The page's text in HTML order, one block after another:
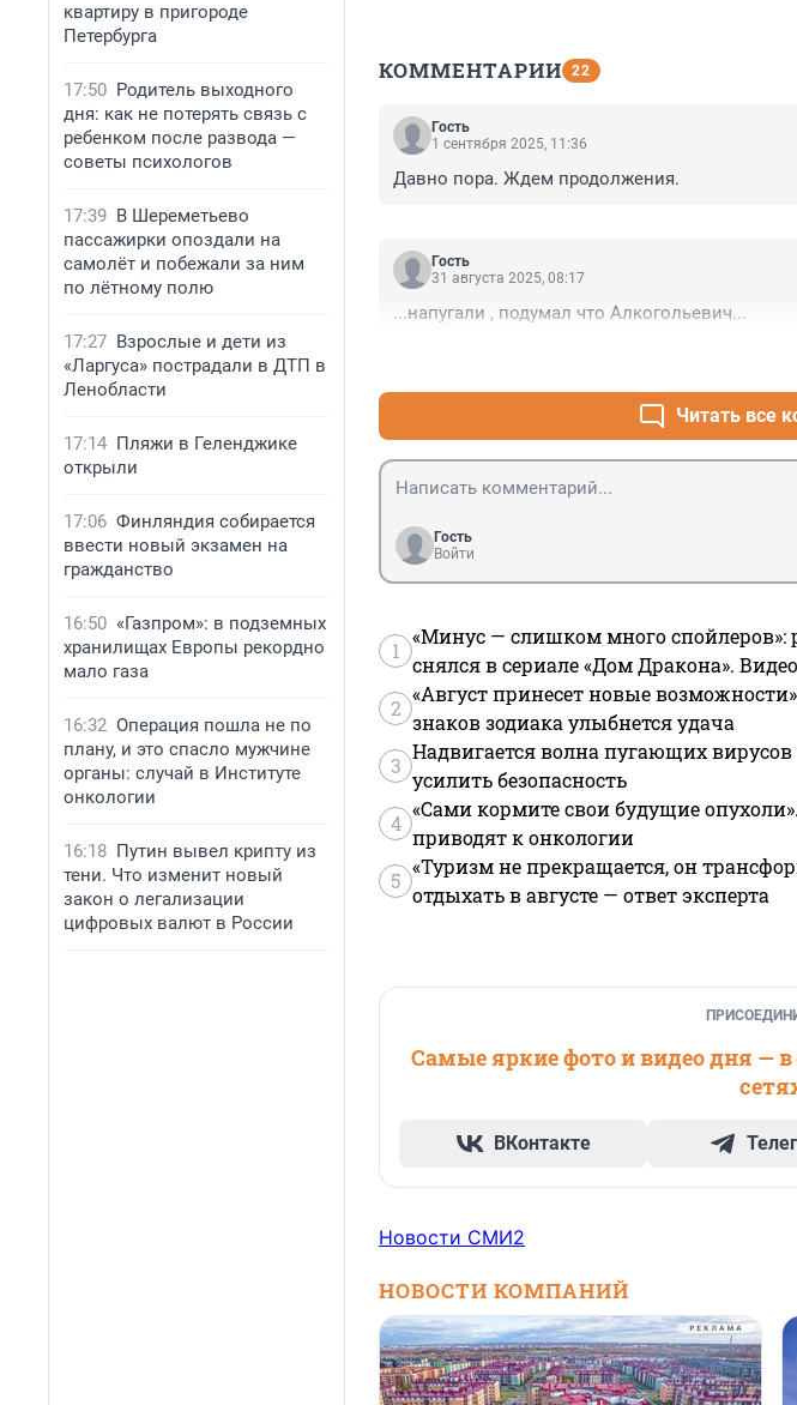
квартиру в пригороде
Петербурга
17:50 Родитель выходного
дня: как не потерять связь с
ребенком после развода —
советы психологов
17:39 В Шереметьево
пассажирки опоздали на
самолёт и побежали за ним
по лётному полю
17:27 Взрослые и дети из
«Ларгуса» пострадали в ДТП в
Ленобласти
17:14 Пляжи в Геленджике
открыли
17:06 Финляндия собирается
ввести новый экзамен на
гражданство
16:50 «Газпром»: в подземных
хранилищах Европы рекордно
мало газа
16:32 Операция пошла не по
плану, и это спасло мужчине
органы: случай в Институте
онкологии
16:18 Путин вывел крипту из
тени. Что изменит новый
закон о легализации
цифровых валют в России
КОММЕНТАРИИ 22
Гость
1 сентября 2025, 11:36
Давно пора. Ждем продолжения.
Гость
31 августа 2025, 08:17
...напугали , подумал что Алкогольевич...
Читать все
Гость
Войти
1
«Минус — слишком много спойлеров»:
снялся в сериале «Дом Дракона». Видео
2
«Август принесет новые
знаков зодиака улыбнется удача
3
Надвигается волна пугающих
усилить безопасность
4
«Сами кормите свои будущие
приводят к онкологии
5
«Туризм не прекращается, он
отдыхать в августе — ответ эксперта
Самые яркие фото и видео дня —
ВКонтакте
Новости СМИ2
НОВОСТИ КОМПАНИЙ